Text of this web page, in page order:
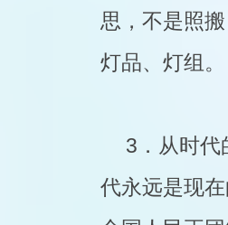
思，不是照
灯品、灯组。
3．从时代
代永远是现